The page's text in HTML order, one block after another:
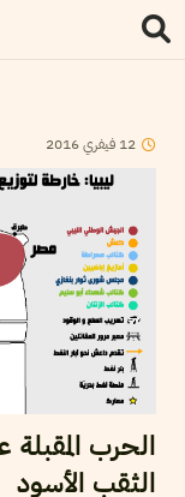
12 فيفري2016
الحرب
الثقب الأسود